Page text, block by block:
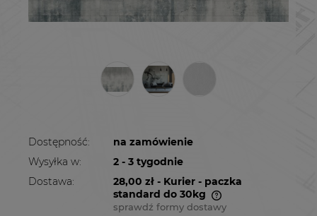
Dostępność:
na zamówienie
Wysyłka w:
2 - 3 tygodnie
Dostawa:
28,00 zł - Kurier - paczka
standard do 30kg
Cena nie zawiera ewentualnych kosztów
sprawdź formy dostawy